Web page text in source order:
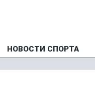
НОВОСТИ СПОРТА